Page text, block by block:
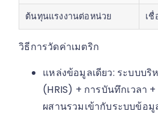
ต้นทุนแรงงานต่อหน่วย เ
วิธีการวัดค่าเมตริก
แหล่งข้อมูลเดียว: ระบบบ
(HRIS) + การบันทึกเวลา
ผสานรวมเข้ากับระบบข้อ